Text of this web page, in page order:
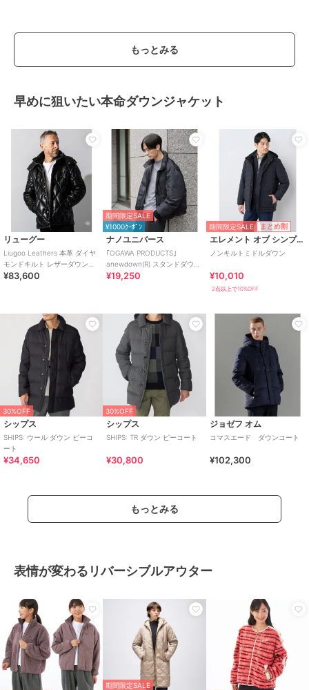
もっとみる
早めに狙いたい本命ダウンジャケット
リューグー
Liugoo Leathers 本革 ダイヤ
モンドキルト レザーダウンジ
ャケット WNG19A
¥83,600
期間限定SALE
¥1000ｸｰﾎﾟﾝ
ナノユニバース
｢OGAWA PRODUCTS｣
anewdown(R) スタンドダウン
難燃性、撥水
¥19,250
期間限定SALE まとめ割
エレメント オブ シンプルライフ
ノンキルトミドルダウン
¥10,010
2点以上で10%OFF
30%OFF
シップス
SHIPS: ウール ダウン ピーコ
ート
¥34,650
30%OFF
シップス
SHIPS: TR ダウン ピーコート
¥30,800
ジョゼフ オム
コマスエード ダウンコート
¥102,300
もっとみる
表情が変わるリバーシブルアウター
期間限定SALE